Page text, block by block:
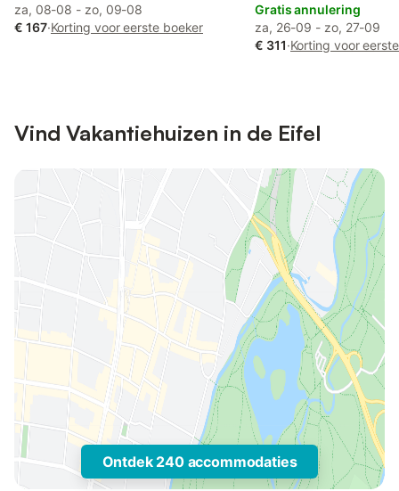
za, 08-08 - zo, 09-08
€ 167·Korting voor eerste boeker
Gratis annulering
za, 26-09 - zo, 27-09
€ 311·Korting voor
Vind Vakantiehuizen in de Eifel
Ontdek 240 accommodaties